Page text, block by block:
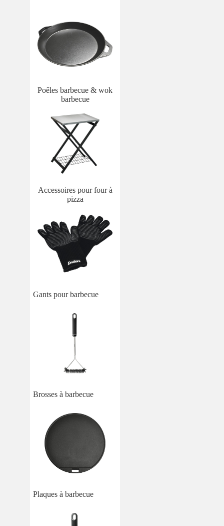
Poêles barbecue & wok
barbecue
Accessoires pour four à
pizza
Gants pour barbecue
Brosses à barbecue
Plaques à barbecue